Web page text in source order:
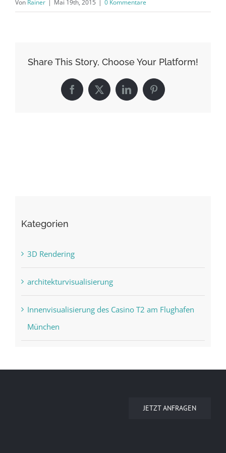
Von Rainer | Mai 19th, 2015 | 0 Kommentare
Share This Story, Choose Your Platform!
Facebook
X LinkedInPinterest
Kategorien
3D Rendering
architekturvisualisierung
Innenvisualisierung des Casino T2 am Flughafen
München
JETZT ANFRAGEN